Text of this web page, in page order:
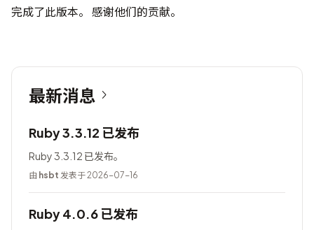
完成了此版本。 感谢他们的贡献。
最新消息
Ruby 3.3.12 已发布
Ruby 3.3.12 已发布。
由 hsbt 发表于 2026-07-16
Ruby 4.0.6 已发布